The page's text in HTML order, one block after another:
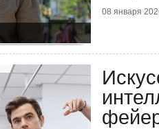
08 января